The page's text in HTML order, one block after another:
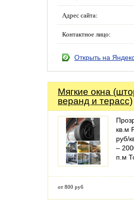
Адрес сайта:
Контактное лицо:
Открыть на
Мягкие окна
веранд и терасс)
кв.м
руб/
–
п.м
от 800 руб